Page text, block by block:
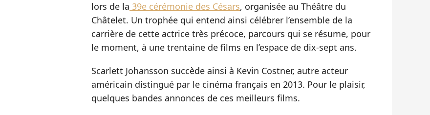
lors de la 39e cérémonie des Césars, organisée au Théâtre du
Châtelet. Un trophée qui entend ainsi célébrer l’ensemble de la
carrière de cette actrice très précoce, parcours qui se résume, pour
le moment, à une trentaine de films en l’espace de dix-sept ans.
Scarlett Johansson succède ainsi à Kevin Costner, autre acteur
américain distingué par le cinéma français en 2013. Pour le plaisir,
quelques bandes annonces de ces meilleurs films.